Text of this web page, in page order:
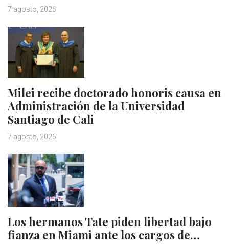
7 agosto, 2026
Milei recibe doctorado honoris causa en
Administración de la Universidad
Santiago de Cali
7 agosto, 2026
Los hermanos Tate piden libertad bajo
fianza en Miami ante los cargos de…